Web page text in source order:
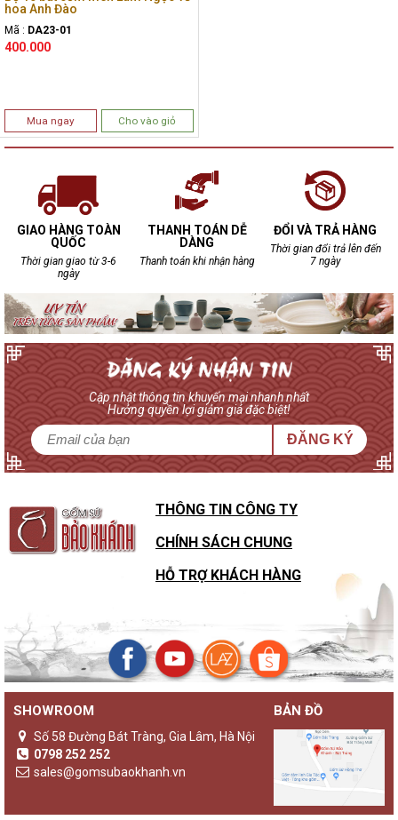
hoa Anh Đào
Mã : DA23-01
400.000
Mua ngay Cho vào giỏ
GIAO HÀNG TOÀN
QUỐC
Thời gian giao từ 3-6
ngày
THANH TOÁN DỄ
DÀNG
Thanh toán khi nhận hàng
ĐỔI VÀ TRẢ HÀNG
Thời gian đổi trả lên đến
7 ngày
Cập nhật thông tin khuyến mại nhanh nhất
Hưởng quyền lợi giảm giá đặc biệt!
ĐĂNG KÝ
THÔNG TIN CÔNG TY
CHÍNH SÁCH CHUNG
HỖ TRỢ KHÁCH HÀNG
SHOWROOM
Số 58 Đường Bát Tràng, Gia Lâm, Hà Nội
0798 252 252
sales@gomsubaokhanh.vn
BẢN ĐỒ